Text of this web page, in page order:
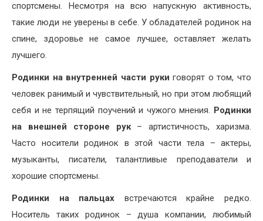
спортсмены. Несмотря на всю напускную активность,
такие люди не уверены в себе. У обладателей родинок на
спине, здоровье не самое лучшее, оставляет желать
лучшего.
Родинки на внутренней части руки говорят о том, что
человек ранимый и чувствительный, но при этом любящий
себя и не терпящий поучений и чужого мнения. Родинки
на внешней стороне рук– артистичность, харизма.
Часто носители родинок в этой части тела – актеры,
музыканты, писатели, талантливые преподаватели и
хорошие спортсмены.
Родинки на пальцах встречаются крайне редко.
Носитель таких родинок – душа компании, любимый